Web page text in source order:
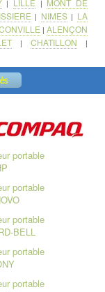
| |
| NIMES| LA
|ALENÇON
| CHATILLON |